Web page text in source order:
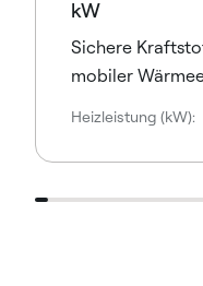
kW
Sichere
mobiler
Heizleistung (kW):